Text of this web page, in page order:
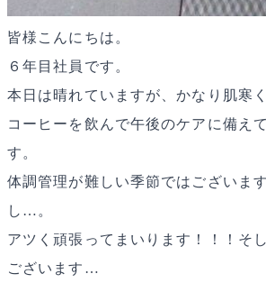
皆様こんにちは。
６年目社員です。
本日は晴れていますが、かなり肌寒
コーヒーを飲んで午後のケアに備え
す。
体調管理が難しい季節ではございま
し…。
アツく頑張ってまいります！！！そ
ございます…